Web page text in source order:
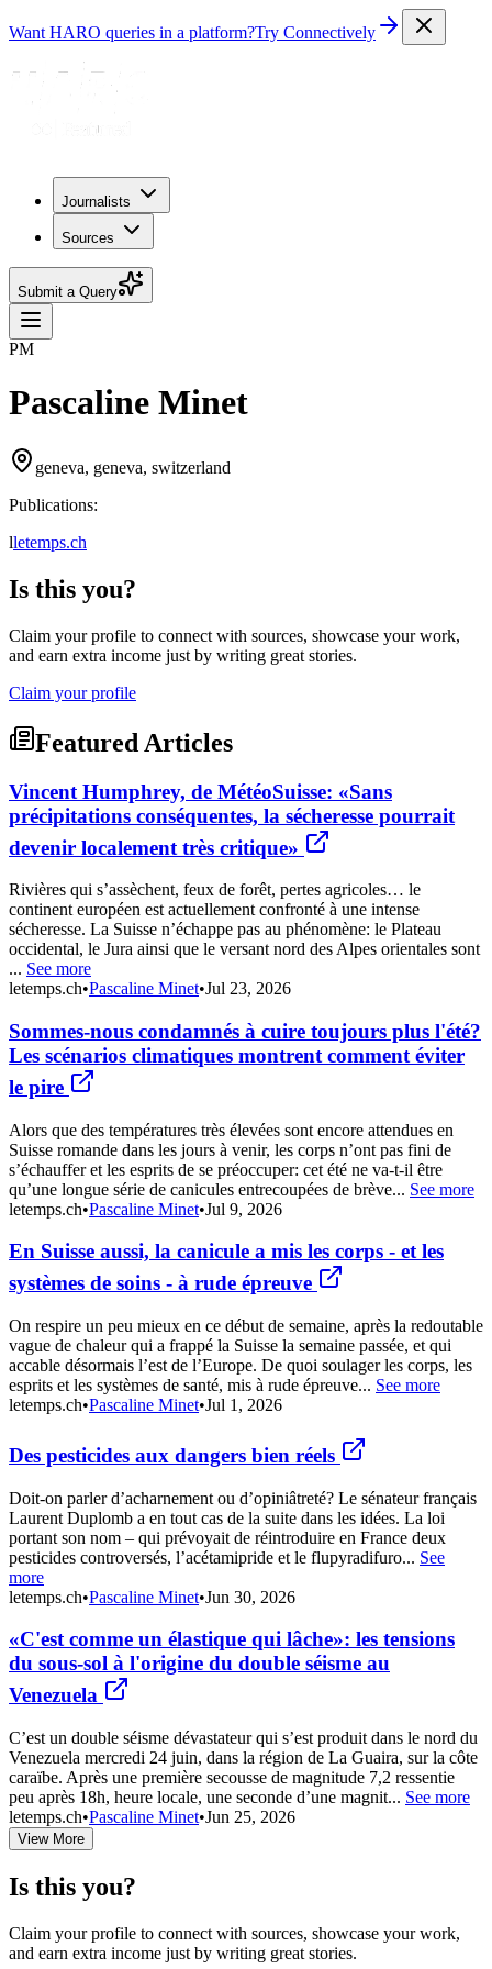
Want HARO queries in a platform?Try Connectively
Journalists
Sources
Submit a Query
PM
Pascaline Minet
geneva, geneva, switzerland
Publications:
lletemps.ch
Is this you?
Claim your profile to connect with sources, showcase your work,
and earn extra income just by writing great stories.
Claim your profile
Featured Articles
Vincent Humphrey, de MétéoSuisse: «Sans
précipitations conséquentes, la sécheresse pourrait
devenir localement très critique»
Rivières qui s’assèchent, feux de forêt, pertes agricoles… le
continent européen est actuellement confronté à une intense
sécheresse. La Suisse n’échappe pas au phénomène: le Plateau
occidental, le Jura ainsi que le versant nord des Alpes orientales sont
... See more
letemps.ch•Pascaline Minet•Jul 23, 2026
Sommes-nous condamnés à cuire toujours plus l'été?
Les scénarios climatiques montrent comment éviter
le pire
Alors que des températures très élevées sont encore attendues en
Suisse romande dans les jours à venir, les corps n’ont pas fini de
s’échauffer et les esprits de se préoccuper: cet été ne va-t-il être
qu’une longue série de canicules entrecoupées de brève... See more
letemps.ch•Pascaline Minet•Jul 9, 2026
En Suisse aussi, la canicule a mis les corps - et les
systèmes de soins - à rude épreuve
On respire un peu mieux en ce début de semaine, après la redoutable
vague de chaleur qui a frappé la Suisse la semaine passée, et qui
accable désormais l’est de l’Europe. De quoi soulager les corps, les
esprits et les systèmes de santé, mis à rude épreuve... See more
letemps.ch•Pascaline Minet•Jul 1, 2026
Des pesticides aux dangers bien réels
Doit-on parler d’acharnement ou d’opiniâtreté? Le sénateur français
Laurent Duplomb a en tout cas de la suite dans les idées. La loi
portant son nom – qui prévoyait de réintroduire en France deux
pesticides controversés, l’acétamipride et le flupyradifuro... See
more
letemps.ch•Pascaline Minet•Jun 30, 2026
«C'est comme un élastique qui lâche»: les tensions
du sous-sol à l'origine du double séisme au
Venezuela
C’est un double séisme dévastateur qui s’est produit dans le nord du
Venezuela mercredi 24 juin, dans la région de La Guaira, sur la côte
caraïbe. Après une première secousse de magnitude 7,2 ressentie
peu après 18h, heure locale, une seconde d’une magnit... See more
letemps.ch•Pascaline Minet•Jun 25, 2026
View More
Is this you?
Claim your profile to connect with sources, showcase your work,
and earn extra income just by writing great stories.